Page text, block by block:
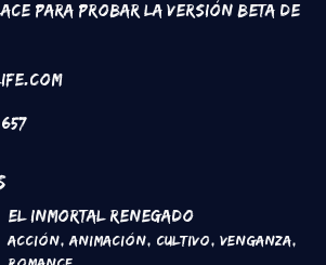
para probar la versión beta de
El inmortal renegado
Acción,Animación, Cultivo, Venganza,